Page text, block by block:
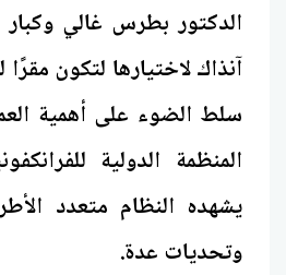
الدكتور بطرس غالي وكبار
آنذاك لاختيارها لتكون
سلط الضوء على أهمية
المنظمة الدولية
يشهده النظام متعدد
وتحديات عدة.